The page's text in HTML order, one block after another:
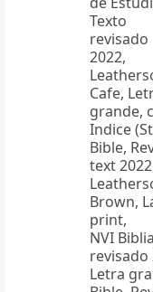
NVI
revisado
Letra